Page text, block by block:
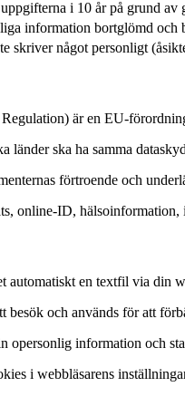
i 10 år på grund av
information bortglömd
skriver något personligt
är en EU-
länder ska ha samma
förtroende och
online-ID, hälsoinformation,
automatiskt en textfil via
och används för att
opersonlig information och
i webbläsarens